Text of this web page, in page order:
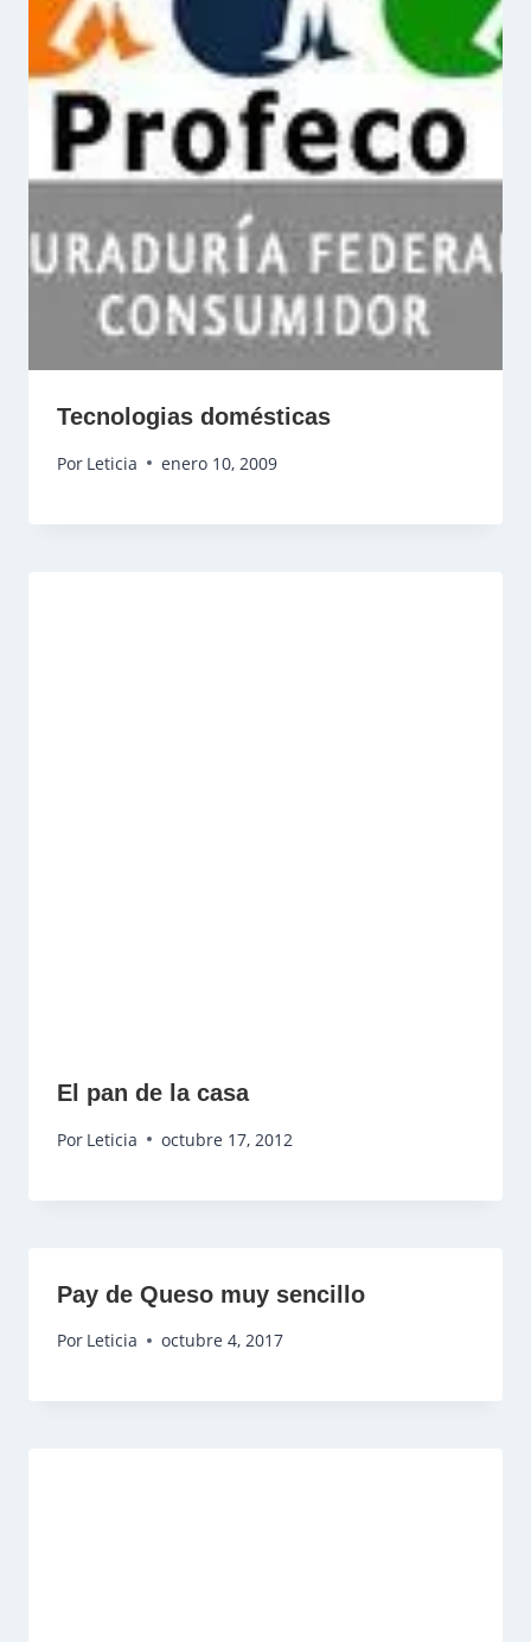
Tecnologias domésticas
Por Leticia enero 10, 2009
El pan de la casa
Por Leticia octubre 17, 2012
Pay de Queso muy sencillo
Por Leticia octubre 4, 2017